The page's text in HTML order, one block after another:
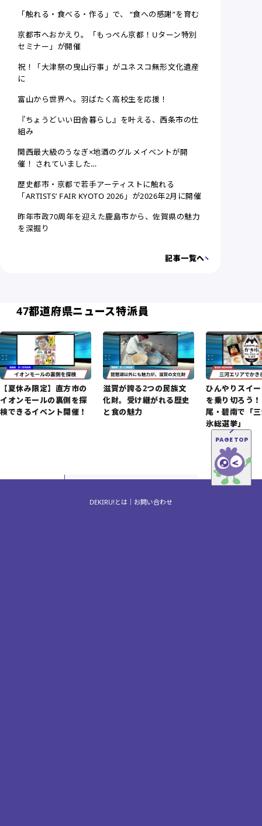
「触れる・食べる・作る」で、 “食への感謝”を育む
京都市へおかえり。「もっぺん京都！Uターン特別
セミナー」が開催
祝！「大津祭の曳山行事」がユネスコ無形文化遺産
に
富山から世界へ。羽ばたく高校生を応援！
『ちょうどいい田舎暮らし』を叶える、西条市の仕
組み
関西最大級のうなぎ×地酒のグルメイベントが開
催！ されていました…
歴史都市・京都で若手アーティストに触れる
「ARTISTS’ FAIR KYOTO 2026」が2026年2月に開催
昨年市政70周年を迎えた鹿島市から、佐賀県の魅力
を深掘り
記事一覧へ
47都道府県ニュース特派員
【夏休み限定】直方市の
イオンモールの裏側を探
検できるイベント開催！
滋賀が誇る2つの民族文
化財。受け継がれる歴史
と食の魅力
ひんやりスイ
を乗り切ろう
尾・碧南で「
氷総選挙」
PAGE TOP
DEKIRU!とは お問い合わせ